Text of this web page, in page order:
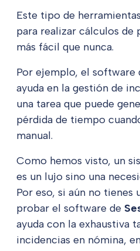
Este tipo de
para realizar cálculos de
más fácil que nunca.
Por ejemplo, el software
ayuda en la gestión de
una tarea que puede
pérdida de tiempo
manual.
Como hemos visto, un
es un lujo sino una
Por eso, si aún no tienes
probar el software de
ayuda con la exhaustiva
incidencias en nómina,